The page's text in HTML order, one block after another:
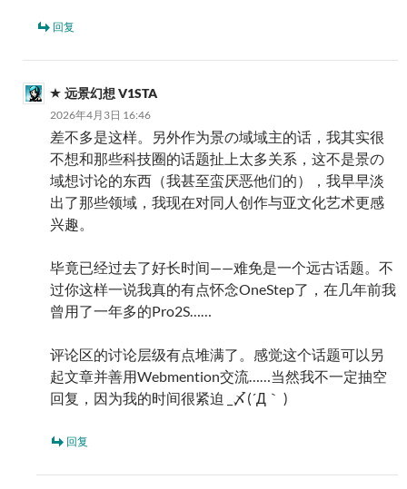
回复
远景幻想 V1STA
2026年4月3日 16:46
差不多是这样。另外作为景の域域主的话，我其实很
不想和那些科技圈的话题扯上太多关系，这不是景の
域想讨论的东西（我甚至蛮厌恶他们的），我早早淡
出了那些领域，我现在对同人创作与亚文化艺术更感
兴趣。
毕竟已经过去了好长时间——难免是一个远古话题。不
过你这样一说我真的有点怀念OneStep了，在几年前我
曾用了一年多的Pro2S……
评论区的讨论层级有点堆满了。感觉这个话题可以另
起文章并善用Webmention交流……当然我不一定抽空
回复，因为我的时间很紧迫 _〆(´Д｀ )
回复